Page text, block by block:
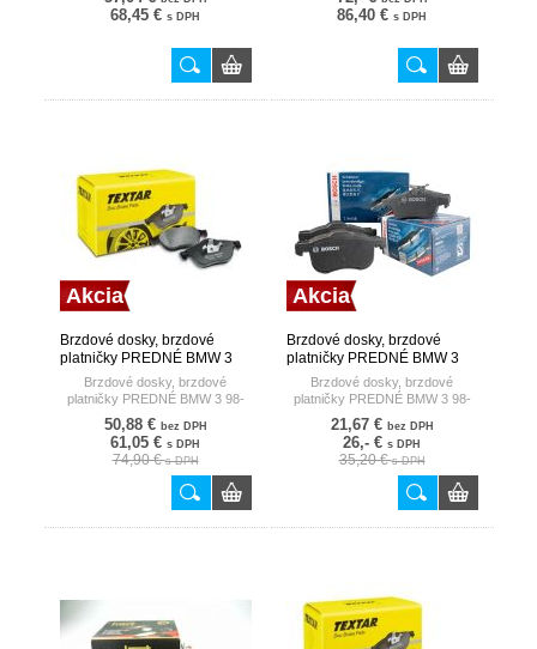
68,45 € s DPH 86,40 € s DPH
Akcia
Brzdové dosky, brzdové
platničky PREDNÉ BMW 3
98- /EPAD/ TEXTAR
Brzdové dosky, brzdové
platničky PREDNÉ BMW 3 98-
/EPAD/
50,88 € bez DPH
61,05 € s DPH
74,90 €s DPH
Akcia
Brzdové dosky, brzdové
platničky PREDNÉ BMW 3
98- BOSCH
Brzdové dosky, brzdové
platničky PREDNÉ BMW 3 98-
21,67 € bez DPH
26,- € s DPH
35,20 €s DPH